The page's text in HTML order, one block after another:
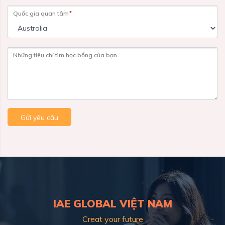
Quốc gia quan tâm*
Những tiêu chí tìm học bổng của bạn
Gửi yêu cầu
IAE GLOBAL VIỆT NAM
Creat your future